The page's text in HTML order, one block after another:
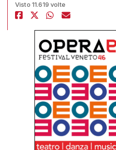
Visto 11.619 volte